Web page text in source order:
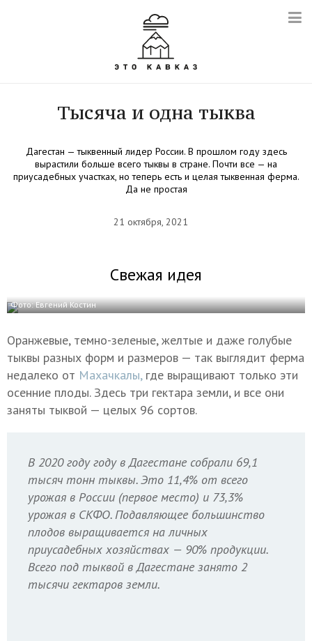
Тысяча и одна тыква
Дагестан — тыквенный лидер России. В прошлом году здесь
вырастили больше всего тыквы в стране. Почти все — на
приусадебных участках, но теперь есть и целая тыквенная ферма.
Да не простая
21 октября, 2021
Свежая идея
Фото: Евгений Костин
Оранжевые, темно-зеленые, желтые и даже голубые
тыквы разных форм и размеров — так выглядит ферма
недалеко от Махачкалы,где выращивают только эти
осенние плоды. Здесь три гектара земли, и все они
заняты тыквой — целых 96 сортов.
В 2020 году году в Дагестане собрали 69,1
тысяч тонн тыквы. Это 11,4% от всего
урожая в России (первое место) и 73,3%
урожая в СКФО. Подавляющее большинство
плодов выращивается на личных
приусадебных хозяйствах — 90% продукции.
Всего под тыквой в Дагестане занято 2
тысячи гектаров земли.